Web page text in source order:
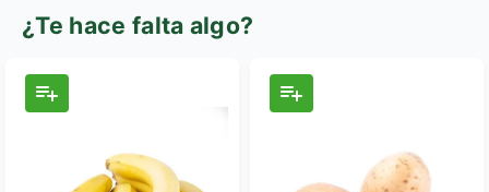
¿Te hace falta algo?